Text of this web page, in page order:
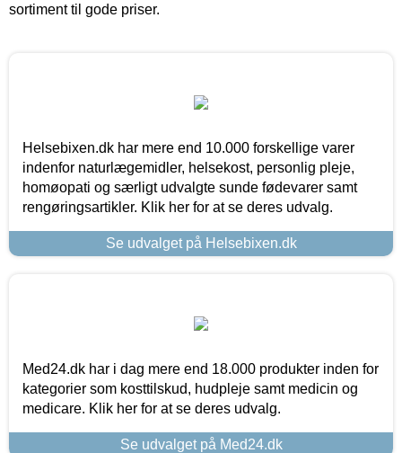
sortiment til gode priser.
Helsebixen.dk har mere end 10.000 forskellige varer
indenfor naturlægemidler, helsekost, personlig pleje,
homøopati og særligt udvalgte sunde fødevarer samt
rengøringsartikler. Klik her for at se deres udvalg.
Se udvalget på Helsebixen.dk
Med24.dk har i dag mere end 18.000 produkter inden for
kategorier som kosttilskud, hudpleje samt medicin og
medicare. Klik her for at se deres udvalg.
Se udvalget på Med24.dk